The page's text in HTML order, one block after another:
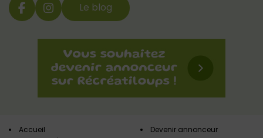
Le blog
Accueil
Devenir annonceur